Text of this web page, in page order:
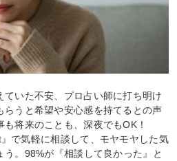
いた不安、プロ占い師に打ち明け
らうと希望や安心感を持てるとの声
将来のことも、深夜でもOK！
で気軽に相談して、モヤモヤした気
。98%が『相談して良かった』と